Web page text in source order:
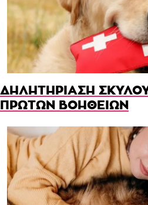
ΔΗΛΗΤΗΡΙΑΣΗ
ΠΡΩΤΩΝ ΒΟΗΘΕΙΩΝ